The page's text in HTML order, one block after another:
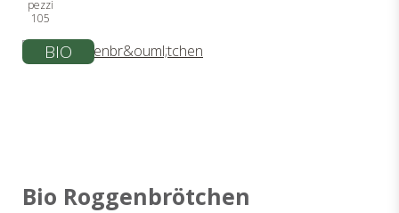
105
BIO
Bio Roggenbrötchen